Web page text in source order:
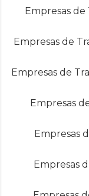
Empresas de
Empresas de
Empresas de
Empresas
Empresas
Empresas